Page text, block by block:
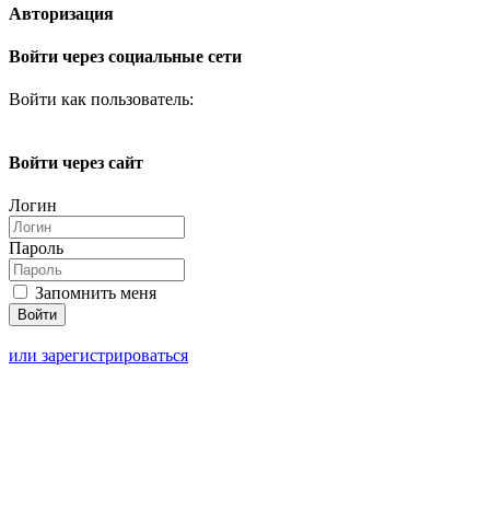
Авторизация
Войти через социальные сети
Войти как пользователь:
Войти через сайт
Логин
Пароль
Запомнить меня
или зарегистрироваться